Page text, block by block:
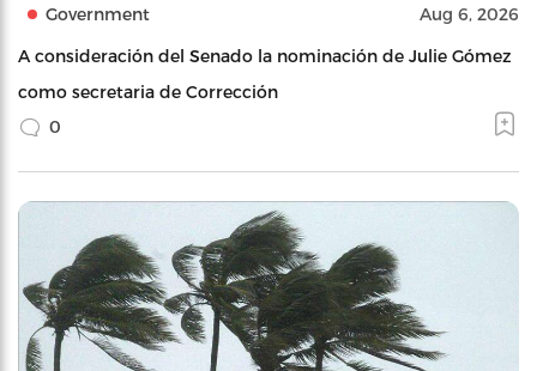
Government Aug 6, 2026
A consideración del Senado la nominación de Julie Gómez
como secretaria de Corrección
0